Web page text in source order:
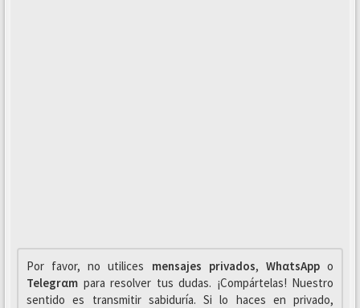
Por favor, no utilices mensajes privados, WhαtsAppo
Telegrαm para resolver tus dudas. ¡Compártelas! Nuestro
sentido es transmitir sabiduría. Si lo haces en privado,